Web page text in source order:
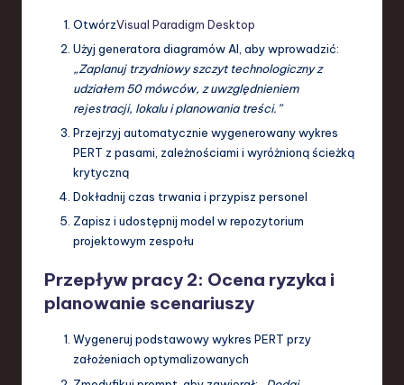
OtwórzVisual Paradigm Desktop
Użyj generatora diagramów AI, aby wprowadzić:
„Zaplanuj trzydniowy szczyt technologiczny z
udziałem 50 mówców, z uwzględnieniem
rejestracji, lokalu i planowania treści.”
Przejrzyj automatycznie wygenerowany wykres
PERT z pasami, zależnościami i wyróżnioną ścieżką
krytyczną
Dokładnij czas trwania i przypisz personel
Zapisz i udostępnij model w repozytorium
projektowym zespołu
Przepływ pracy 2: Ocena ryzyka i
planowanie scenariuszy
Wygeneruj podstawowy wykres PERT przy
założeniach optymalizowanych